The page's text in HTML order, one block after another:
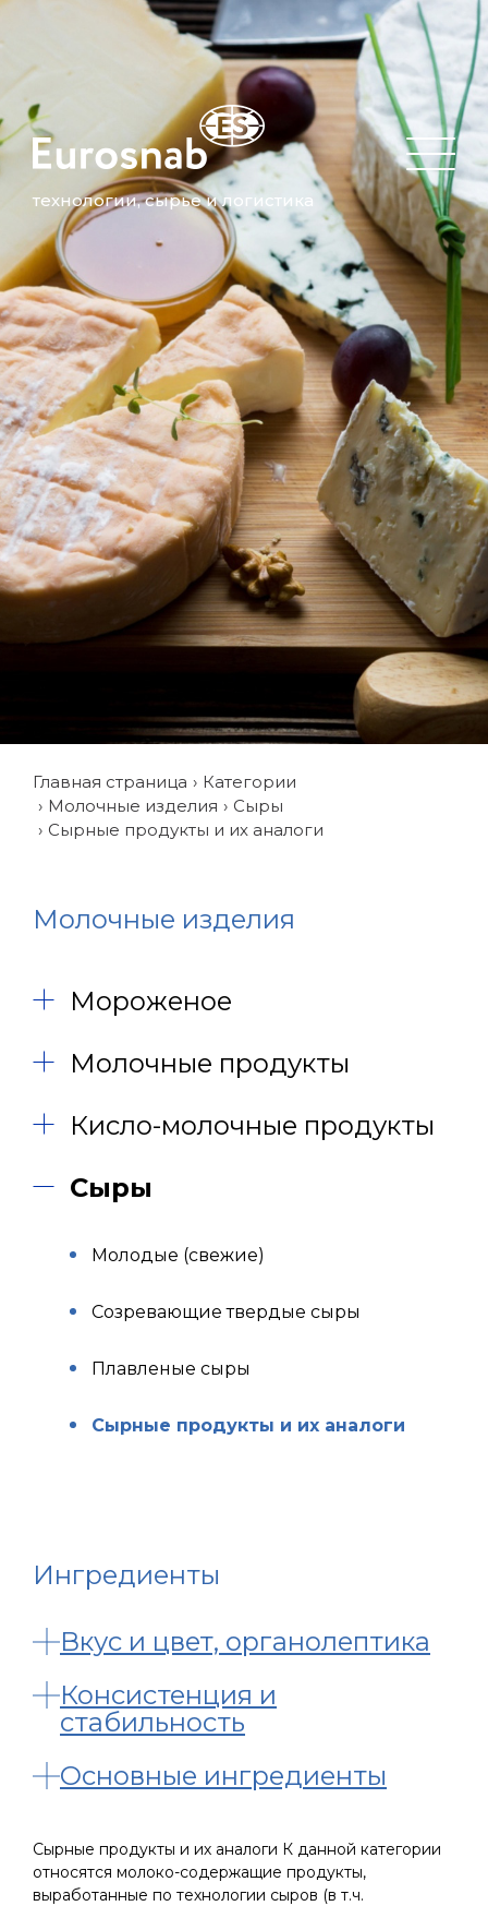
технологии, сырье и логистика
Главная страница
Категории
Молочные изделия
Сыры
Сырные продукты и их аналоги
Молочные изделия
Мороженое
Молочные продукты
Кисло-молочные продукты
Сыры
Молодые (свежие)
Созревающие твердые сыры
Плавленые сыры
Сырные продукты и их аналоги
Ингредиенты
Вкус и цвет, органолептика
Консистенция и
стабильность
Основные ингредиенты
Сырные продукты и их аналоги К данной категории
относятся молоко-содержащие продукты,
выработанные по технологии сыров (в т.ч.